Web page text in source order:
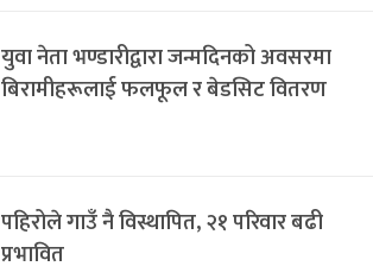
युवा नेता भण्डारीद्वारा जन्मदिनको अवसरमा
बिरामीहरूलाई फलफूल र बेडसिट वितरण
पहिरोले गाउँ नै विस्थापित, २१ परिवार बढी
प्रभावित